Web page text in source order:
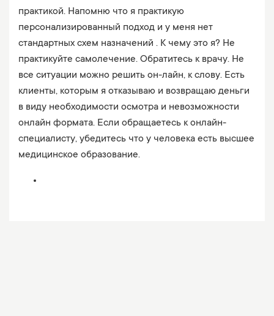
практикой. Напомню что я практикую
персонализированный подход и у меня нет
стандартных схем назначений . К чему это я? Не
практикуйте самолечение. Обратитесь к врачу. Не
все ситуации можно решить он-лайн, к слову. Есть
клиенты, которым я отказываю и возвращаю деньги
в виду необходимости осмотра и невозможности
онлайн формата. Если обращаетесь к онлайн-
специалисту, убедитесь что у человека есть высшее
медицинское образование.